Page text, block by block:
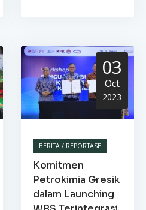
03
Oct
2023
BERITA / REPORTASE
Komitmen
Petrokimia Gresik
dalam Launching